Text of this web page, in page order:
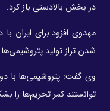
در بخش بالادستی باز کرد.
مهدوی افزود:برای ایران
شدن تراز تولید
وی گفت: پتروشیمی‌ها با
توانستند کمر تحریم‌ها را